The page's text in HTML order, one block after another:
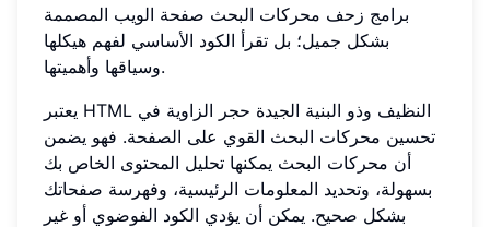
برامج زحف محركات البحث صفحة الويب المصممة
بشكل جميل؛ بل تقرأ الكود الأساسي لفهم هيكلها
وسياقها وأهميتها.
يعتبر HTML النظيف وذو البنية الجيدة حجر الزاوية في
تحسين محركات البحث القوي على الصفحة. فهو يضمن
أن محركات البحث يمكنها تحليل المحتوى الخاص بك
بسهولة، وتحديد المعلومات الرئيسية، وفهرسة صفحاتك
بشكل صحيح. يمكن أن يؤدي الكود الفوضوي أو غير